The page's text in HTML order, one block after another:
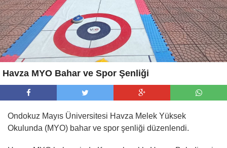
Havza MYO Bahar ve Spor Şenliği
Ondokuz Mayıs Üniversitesi Havza Melek Yüksek
Okulunda (MYO) bahar ve spor şenliği düzenlendi.